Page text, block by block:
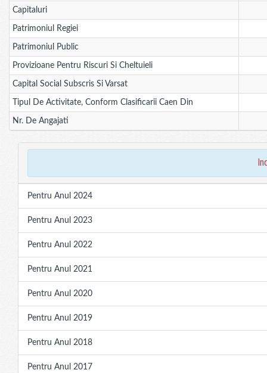
Capitaluri
Patrimoniul Regiei
Patrimoniul Public
Provizioane Pentru Riscuri Si Cheltuieli
Capital Social Subscris Si Varsat
Tipul De Activitate, Conform Clasificarii Caen Din
Nr. De Angajati
Pentru Anul 2024
Pentru Anul 2023
Pentru Anul 2022
Pentru Anul 2021
Pentru Anul 2020
Pentru Anul 2019
Pentru Anul 2018
Pentru Anul 2017